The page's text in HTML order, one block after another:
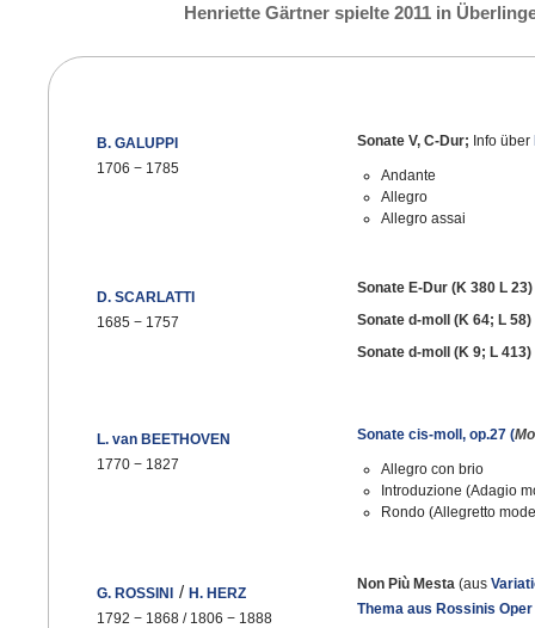
Henriette Gärtner spielte 2011 in
B. GALUPPI
1706 − 1785
D. SCARLATTI
1685 − 1757
L. van BEETHOVEN
1770 − 1827
G. ROSSINI / H. HERZ
1792 − 1868 / 1806 − 1888
Sonate V, C-Dur; Info über
Andante
Allegro
Allegro assai
Sonate E-Dur (K 380 L 23)
Sonate d-moll (K 64; L 58)
Sonate d-moll (K 9; L 413)
Sonate cis-moll, op.27 (
Allegro con brio
Introduzione (Adagio
Rondo (Allegretto
Non Più Mesta (aus
Thema aus Rossinis Oper